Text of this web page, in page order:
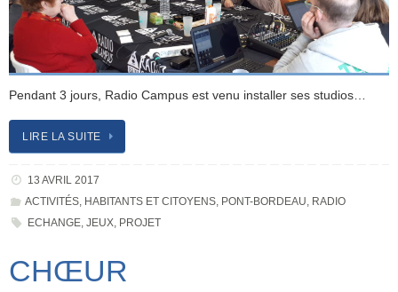
Pendant 3 jours, Radio Campus est venu installer ses studios…
LIRE LA SUITE
13 AVRIL 2017
ACTIVITÉS, HABITANTS ET CITOYENS, PONT-BORDEAU, RADIO
ECHANGE, JEUX, PROJET
CHŒUR